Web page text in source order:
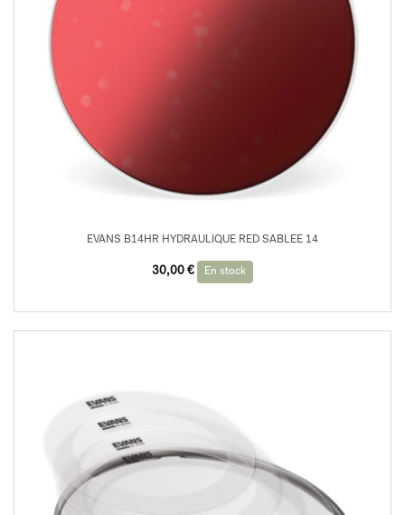
EVANS B14HR HYDRAULIQUE RED SABLEE 14
30,00 € En stock